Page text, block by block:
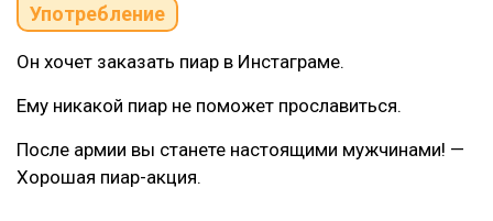
Употребление
Он хочет заказать пиар в Инстаграме.
Ему никакой пиар не поможет прославиться.
После армии вы станете настоящими мужчинами! —
Хорошая пиар-акция.